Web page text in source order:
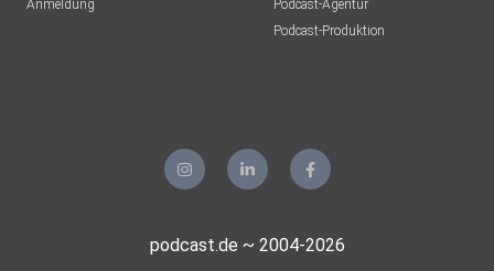
Anmeldung
Podcast-Agentur
Podcast-Produktion
podcast.de ~ 2004-2026